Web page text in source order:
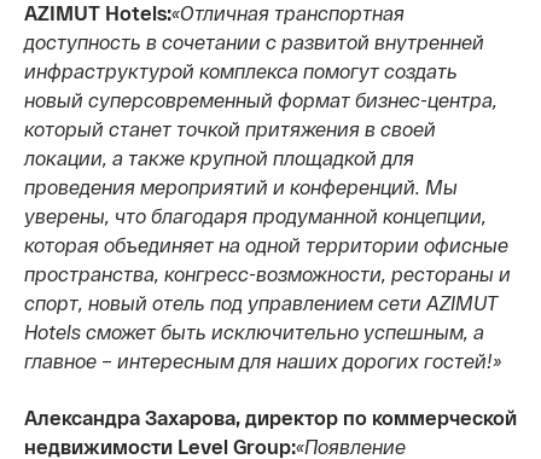
AZIMUT Hotels:«Отличная транспортная
доступность в сочетании с развитой внутренней
инфраструктурой комплекса помогут создать
новый суперсовременный формат бизнес-центра,
который станет точкой притяжения в своей
локации, а также крупной площадкой для
проведения мероприятий и конференций. Мы
уверены, что благодаря продуманной концепции,
которая объединяет на одной территории офисные
пространства, конгресс-возможности, рестораны и
спорт, новый отель под управлением сети AZIMUT
Hotels сможет быть исключительно успешным, а
главное – интересным для наших дорогих гостей!»
Александра Захарова, директор по коммерческой
недвижимости Level Group:«Появление